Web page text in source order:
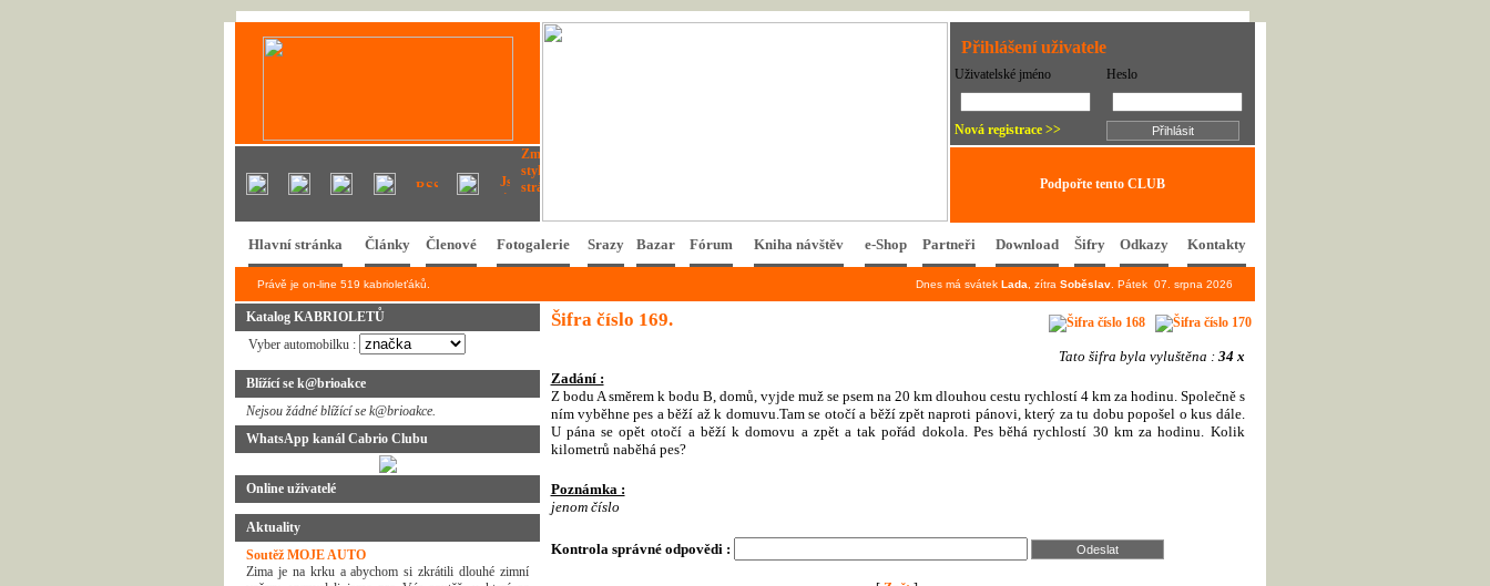
Přihlášení uživatele
Uživatelské jméno Heslo
Nová registrace >>
Podpořte tento CLUB
Hlavní stránka Články Členové Fotogalerie Srazy Bazar Fórum Kniha návštěv e-Shop Partneři Download Šifry Odkazy Kontakty
Právě je on-line 519 kabrioleťáků. Dnes má svátek Lada , zítra Soběslav . Pátek 07. srpna 2026
Katalog KABRIOLETŮ
Vyber automobilku :
Blížící se k@brioakce
Nejsou žádné blížící se k@brioakce.
WhatsApp kanál Cabrio Clubu
Online uživatelé
Aktuality
Soutěž MOJE AUTO
Zima je na krku a abychom si zkrátili dlouhé zimní
Šifra číslo 169.
Tato šifra byla vyluštěna : 34 x
Zadání :
Z bodu A směrem k bodu B, domů, vyjde muž se psem na 20 km dlouhou cestu rychlostí 4 km za hodinu. Společně s
ním vyběhne pes a běží až k domuvu.Tam se otočí a běží zpět naproti pánovi, který za tu dobu popošel o kus dále.
U pána se opět otočí a běží k domovu a zpět a tak pořád dokola. Pes běhá rychlostí 30 km za hodinu. Kolik
kilometrů naběhá pes?
Poznámka :
jenom číslo
Kontrola správné odpovědi :